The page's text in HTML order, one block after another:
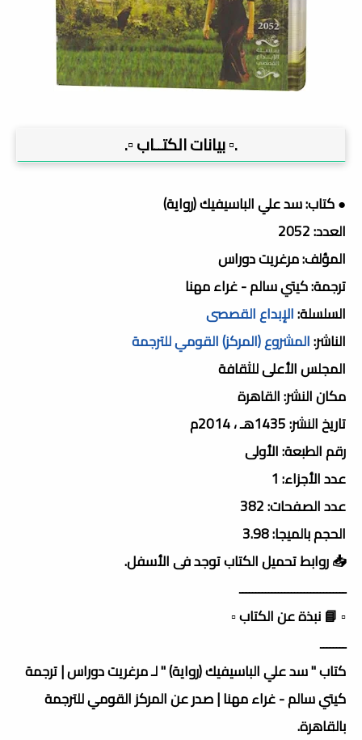
.▫️ بيانات الكتــاب ▫️.
● كتاب: سد علي الباسيفيك (رواية)
العدد: 2052
المؤلف: مرغريت دوراس
ترجمة: كيتي سالم - غراء مهنا
السلسلة:الإبداع القصصى
الناشر:المشروع (المركز) القومي للترجمة
المجلس الأعلى للثقافة
مكان النشر: القاهرة
تاريخ النشر: 1435هـ ، 2014م
رقم الطبعة: الأولى
عدد الأجزاء: 1
عدد الصفحات: 382
الحجم بالميجا: 3.98
📥 روابط تحميل الكتاب توجد فى الأسفل.
ـــــــــــــــــــــــــــــــــ
▫️ 📘 نبذة عن الكتاب ▫️
ــــــــ
كتاب " سد علي الباسيفيك (رواية) " لـ مرغريت دوراس | ترجمة
كيتي سالم - غراء مهنا | صدر عن المركز القومي للترجمة
بالقاهرة.